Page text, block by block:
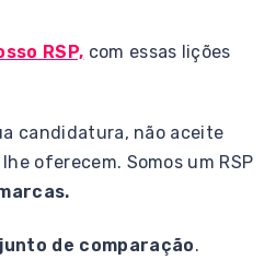
RSP, com essas lições
candidatura, não aceite
oferecem. Somos um RSP
de comparação.